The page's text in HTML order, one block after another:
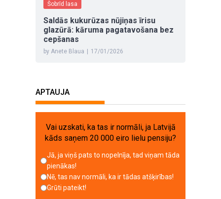
Šobrīd lasa
Saldās kukurūzas nūjiņas īrisu
glazūrā: kāruma pagatavošana bez
cepšanas
by Anete Blaua 17/01/2026
APTAUJA
Vai uzskati, ka tas ir normāli, ja Latvijā
kāds saņem 20 000 eiro lielu pensiju?
Jā, ja viņš pats to nopelnīja, tad viņam tāda
pienākas!
Nē, tas nav normāli, ka ir tādas atšķirības!
Grūti pateikt!